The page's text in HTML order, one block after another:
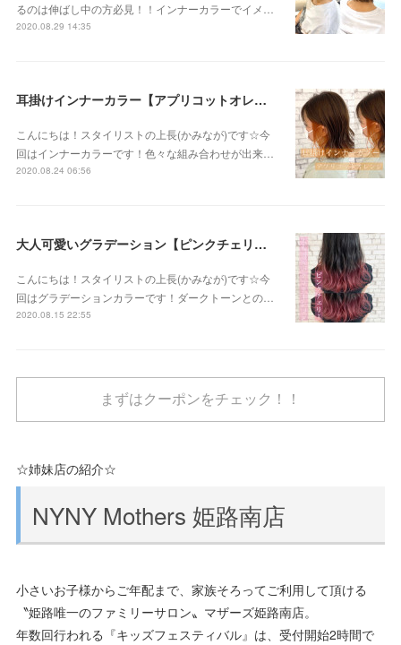
るのは伸ばし中の方必見！！インナーカラーでイメ…
2020.08.29 14:35
耳掛けインナーカラー【アプリコットオレンジ】
こんにちは！スタイリストの上長(かみなが)です☆今
回はインナーカラーです！色々な組み合わせが出来…
2020.08.24 06:56
大人可愛いグラデーション【ピンクチェリー】
こんにちは！スタイリストの上長(かみなが)です☆今
回はグラデーションカラーです！ダークトーンとの…
2020.08.15 22:55
まずはクーポンをチェック！！
☆姉妹店の紹介☆
NYNY Mothers 姫路南店
小さいお子様からご年配まで、家族そろってご利用して頂ける
〝姫路唯一のファミリーサロン〟マザーズ姫路南店。
年数回行われる『キッズフェスティバル』は、受付開始2時間で